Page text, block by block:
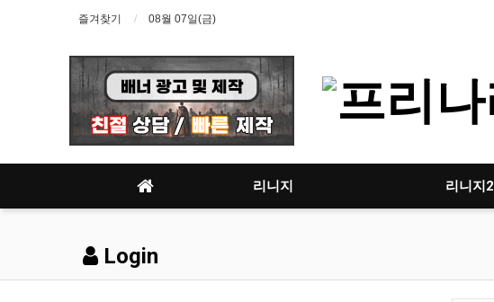
즐겨찾기 08월 07일(금)
리니지 리니지2
Login